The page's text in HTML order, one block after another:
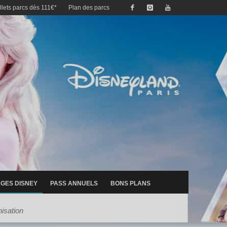
parcs dès 111€* Plan des parcs
DISNEY PASS ANNUELS BONS PLANS